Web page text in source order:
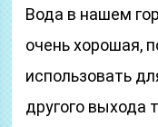
Вода в нашем
очень хорошая,
использовать
другого выхода